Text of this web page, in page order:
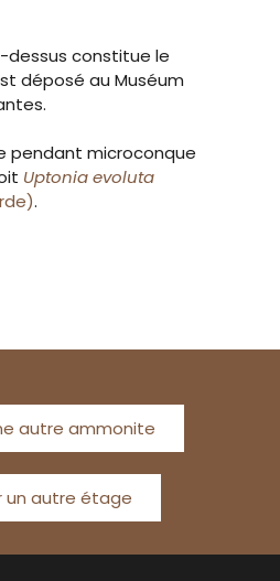
dessus constitue le
déposé au Muséum
pendant microconque
Uptonia evoluta
.
autre ammonite
un autre étage